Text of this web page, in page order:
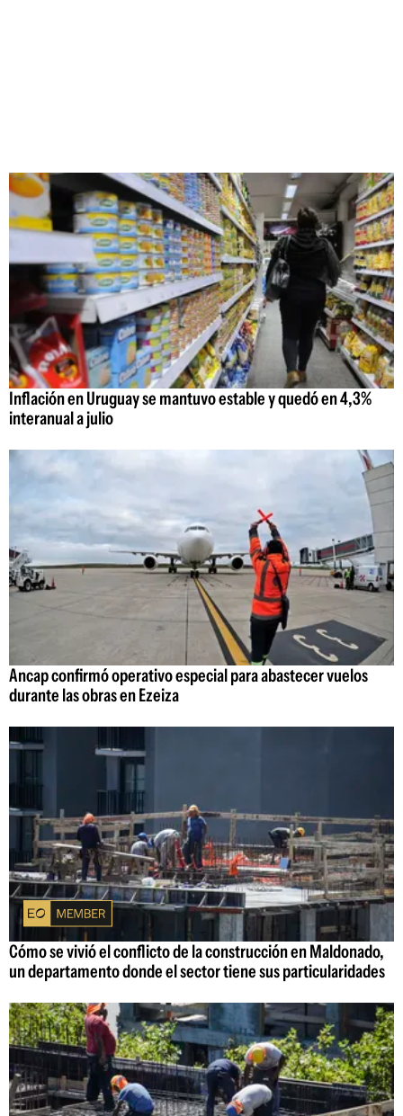
Inflación en Uruguay se mantuvo estable y quedó en 4,3%
interanual a julio
Ancap confirmó operativo especial para abastecer vuelos
durante las obras en Ezeiza
Cómo se vivió el conflicto de la construcción en Maldonado,
un departamento donde el sector tiene sus particularidades